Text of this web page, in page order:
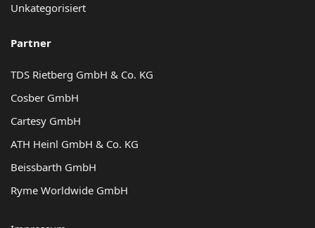
Unkategorisiert
Partner
TDS Rietberg GmbH & Co. KG
Cosber GmbH
Cartesy GmbH
ATH Heinl GmbH & Co. KG
Beissbarth GmbH
Ryme Worldwide GmbH